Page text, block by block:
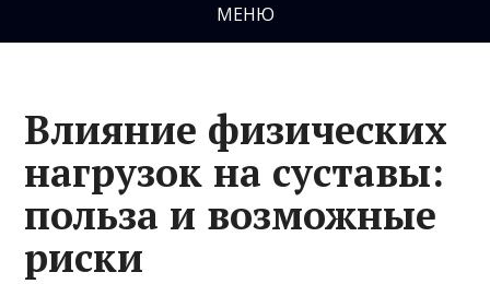
МЕНЮ
Влияние физических
нагрузок на суставы:
польза и возможные
риски